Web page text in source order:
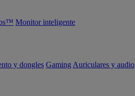
Monitor inteligente
y dongles Gaming Auriculares y audio